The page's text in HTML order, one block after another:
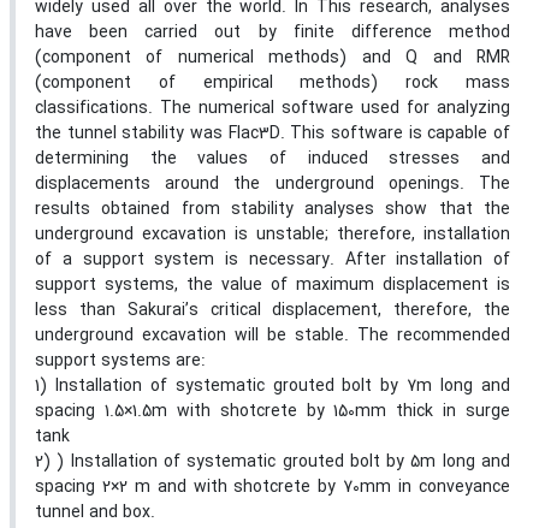
widely used all over the world. In This research, analyses
have been carried out by finite difference method
(component of numerical methods) and Q and RMR
(component of empirical methods) rock mass
classifications. The numerical software used for analyzing
the tunnel stability was Flac3D. This software is capable of
determining the values of induced stresses and
displacements around the underground openings. The
results obtained from stability analyses show that the
underground excavation is unstable; therefore, installation
of a support system is necessary. After installation of
support systems, the value of maximum displacement is
less than Sakurai’s critical displacement, therefore, the
underground excavation will be stable. The recommended
support systems are:
1) Installation of systematic grouted bolt by 7m long and
spacing 1.5×1.5m with shotcrete by 150mm thick in surge
tank
2) ) Installation of systematic grouted bolt by 5m long and
spacing 2×2 m and with shotcrete by 70mm in conveyance
tunnel and box.